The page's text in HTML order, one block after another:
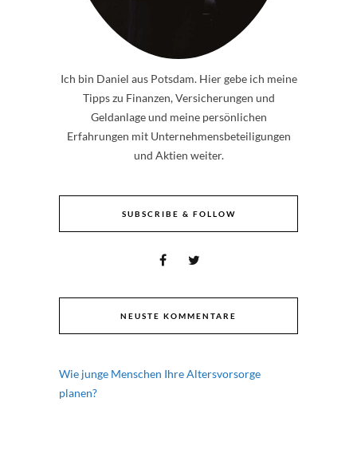
Ich bin Daniel aus Potsdam. Hier gebe ich meine
Tipps zu Finanzen, Versicherungen und
Geldanlage und meine persönlichen
Erfahrungen mit Unternehmensbeteiligungen
und Aktien weiter.
SUBSCRIBE & FOLLOW
NEUSTE KOMMENTARE
Wie junge Menschen Ihre Altersvorsorge
planen?